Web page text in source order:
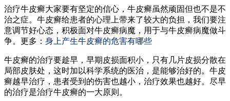
治疗牛皮癣大家要有坚定的信心，牛皮癣虽然顽固但也不是不
治之症。牛皮癣给患者的心理上带来了较大的负担，我们要注
意调节好心态，积极面对牛皮癣病魔，用于与牛皮癣病魔做斗
争。更多： 身上产生牛皮癣的危害有哪些
牛皮癣的治疗要趁早，早期皮损面积小，只有几片皮损分散在
局部皮肤处，这时加以科学系统的医治，是能够治好的。牛皮
癣越早治疗，患者受到的伤害也越小，治疗效果也越好。尽早
的治疗是治疗牛皮癣的一大原则。